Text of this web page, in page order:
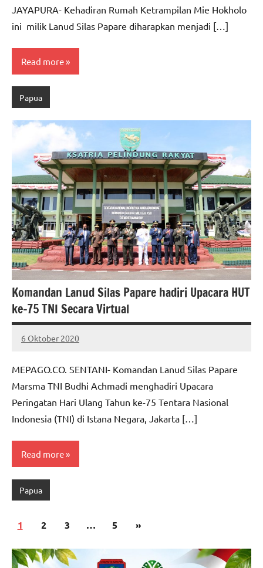
JAYAPURA- Kehadiran Rumah Ketrampilan Mie Hokholo
ini milik Lanud Silas Papare diharapkan menjadi […]
Read more
Papua
Komandan Lanud Silas Papare hadiri Upacara HUT
ke-75 TNI Secara Virtual
6 Oktober 2020
MEPAGO
No
MEPAGO.CO. SENTANI- Komandan Lanud Silas Papare
Marsma TNI Budhi Achmadi menghadiri Upacara
Peringatan Hari Ulang Tahun ke-75 Tentara Nasional
Indonesia (TNI) di Istana Negara, Jakarta […]
Read more
Papua
Paginasi
1 2 3 … 5
Next
»